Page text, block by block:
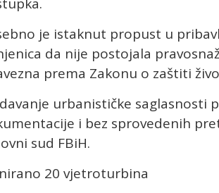
je istaknut propust u
da nije postojala
prema Zakonu o zaštiti
urbanističke
i bez sprovedenih
sud FBiH.
20 vjetroturbina